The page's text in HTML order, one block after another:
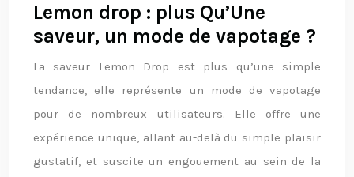
Lemon drop : plus Qu’Une
saveur, un mode de vapotage ?
La saveur Lemon Drop est plus qu’une simple
tendance, elle représente un mode de vapotage
pour de nombreux utilisateurs. Elle offre une
expérience unique, allant au-delà du simple plaisir
gustatif, et suscite un engouement au sein de la